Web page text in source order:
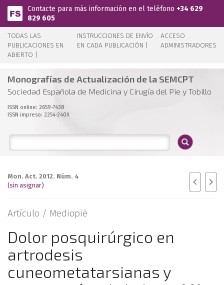
Pasar al contenido principal
Contacte para más información en el teléfono +34 629
829 605
TODAS LAS
PUBLICACIONES EN
ABIERTO |
INSTRUCCIONES DE ENVÍO
EN CADA PUBLICACIÓN |
ACCESO
ADMINISTRADORES
Monografías de Actualización de la SEMCPT
Sociedad Española de Medicina y Cirugía del Pie y Tobillo
ISSN online: 2659-7438
ISSN impreso: 2254-240X
Mon. Act. 2012. Núm. 4
(sin asignar)
Artículo / Mediopié
Dolor posquirúrgico en
artrodesis
cuneometatarsianas y